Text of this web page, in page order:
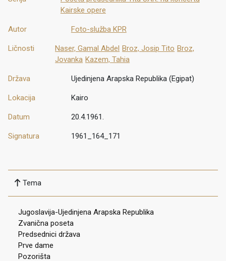
Kairske opere
Autor Foto-služba KPR
Ličnosti Naser, Gamal Abdel Broz, Josip Tito Broz,
Jovanka Kazem, Tahia
Država Ujedinjena Arapska Republika (Egipat)
Lokacija Kairo
Datum 20.4.1961.
Signatura 1961_164_171
Tema
Jugoslavija-Ujedinjena Arapska Republika
Zvanična poseta
Predsednici država
Prve dame
Pozorišta